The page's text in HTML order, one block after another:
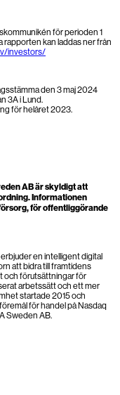
för perioden 1
rapporten kan laddas ner från
investors/
den 3 maj 2024
3A i Lund.
för helåret 2023.
AB är skyldigt att
Informationen
för offentliggörande
en intelligent digital
att bidra till framtidens
och förutsättningar för
arbetssätt och ett mer
startade 2015 och
för handel på Nasdaq
Sweden AB.